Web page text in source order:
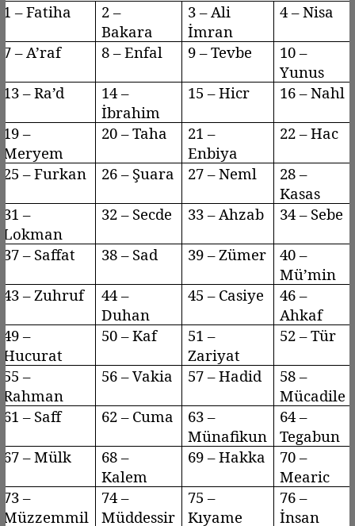
1 – Fatiha
2 –
Bakara
3 – Ali
İmran
4 – Nisa
7 – A’raf 8 –Enfal 9 –Tevbe
10 –
Yunus
13 –Ra’d
14 –
İbrahim
15 –Hicr 16 –Nahl
19 –
Meryem
20 – Taha
21 –
Enbiya
22 – Hac
25 – Furkan 26 – Şuara 27 –Neml
28 –
Kasas
31 –
Lokman
32 – Secde 33 – Ahzab 34 – Sebe
37 – Saffat 38 – Sad 39 – Zümer
40 –
Mü’min
43 – Zuhruf
44 –
Duhan
45 – Casiye
46 –
Ahkaf
49 –
Hucurat
50 – Kaf
51 –
Zariyat
52 – Tür
55 –
Rahman
56 –Vakia 57 –Hadid
58 –
Mücadile
61 – Saff 62 – Cuma
63 –
Münafikun
64 –
Tegabun
67 – Mülk
68 –
Kalem
69 – Hakka
70 –
Mearic
73 –
Müzzemmil
74 –
Müddessir
75 –
Kıyame
76 –
İnsan